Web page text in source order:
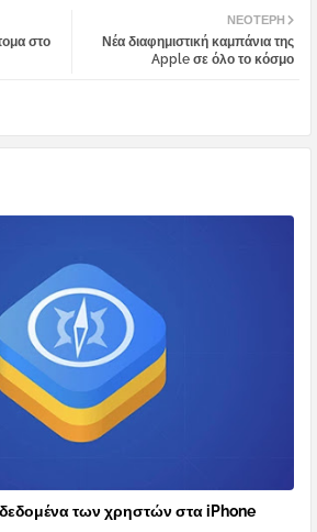
tter atsa
ΝΕΌΤΕΡΗ
Νέα διαφημιστική καμπάνια της
Apple σε όλο το κόσμο
στο
των χρηστών στα iPhone